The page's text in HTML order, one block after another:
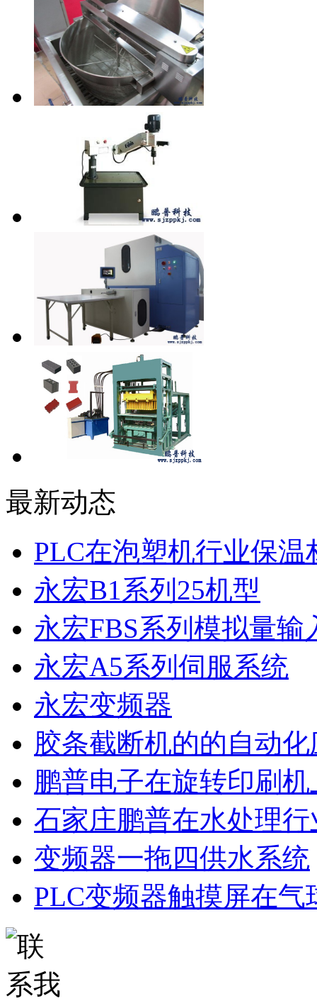
最新动态
PLC在泡塑机行业保温
永宏B1系列25机型
永宏FBS系列模拟量输
永宏A5系列伺服系统
永宏变频器
胶条截断机的的自动
鹏普电子在旋转印刷
石家庄鹏普在水处理
变频器一拖四供水系统
PLC变频器触摸屏在气